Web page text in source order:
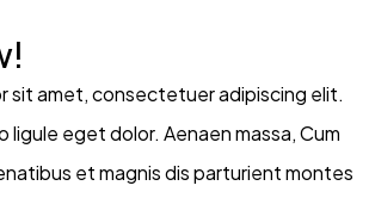
sit amet, consectetuer adipiscing elit.
ligule eget dolor. Aenaen massa, Cum
et magnis dis parturient montes